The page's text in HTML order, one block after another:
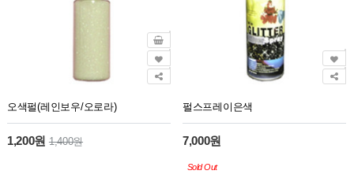
오색펄(레인보우/오로라)
1,200원 1,400원
펄스프레이은색
7,000원
Sold Out